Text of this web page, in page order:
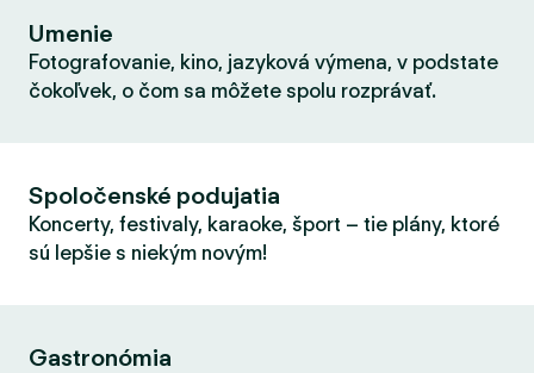
Umenie
Fotografovanie, kino, jazyková výmena, v podstate
čokoľvek, o čom sa môžete spolu rozprávať.
Spoločenské podujatia
Koncerty, festivaly, karaoke, šport – tie plány, ktoré
sú lepšie s niekým novým!
Gastronómia